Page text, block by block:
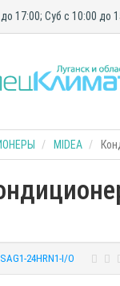
17:00; Суб с 10:00 до
MIDEA
24HRN1-I/O